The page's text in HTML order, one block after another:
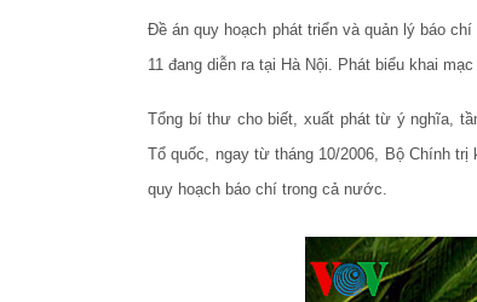
Đề án quy hoạch phát triển và quản lý báo
11 đang diễn ra tại Hà Nội. Phát biểu khai
Tổng bí thư cho biết, xuất phát từ ý nghĩa,
Tổ quốc, ngay từ tháng 10/2006, Bộ Chính
quy hoạch báo chí trong cả nước.